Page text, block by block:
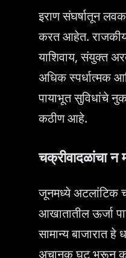
इराण संघर्षातून
करत आहेत. राजकीय
याशिवाय, संयुक्त
अधिक स्पर्धात्मक
पायाभूत सुविधांचे
कठीण आहे.
चक्रीवादळांचा न
जूनमध्ये अटलांटिक
आखातातील ऊर्जा
सामान्य बाजारात
अचानक घट भरून